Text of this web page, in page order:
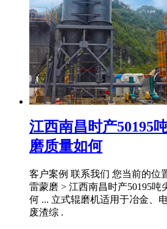
江西南昌时产50195
磨质量如何
客户案例 联系我们 您当前的位
雷蒙磨 > 江西南昌时产50195吨
何 ... 立式辊磨机适用于冶金、
废渣综 .